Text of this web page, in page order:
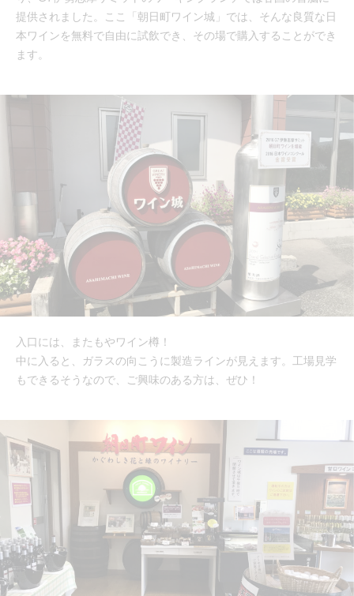
提供されました。ここ「朝日町ワイン城」では、そんな良質な日
本ワインを無料で自由に試飲でき、その場で購入することができ
ます。
入口には、またもやワイン樽！
中に入ると、ガラスの向こうに製造ラインが見えます。工場見学
もできるそうなので、ご興味のある方は、ぜひ！